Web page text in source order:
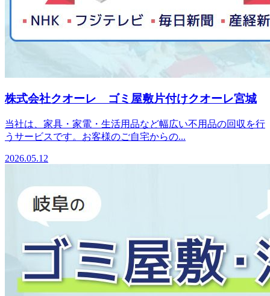
株式会社クオーレ ゴミ屋敷片付けクオーレ宮城
当社は、家具・家電・生活用品など幅広い不用品の回収を行
うサービスです。お客様のご自宅からの...
2026.05.12